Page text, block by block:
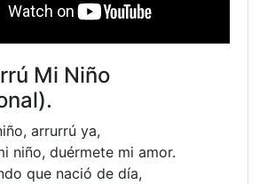
Mi Niño
arrurrú ya,
niño, duérmete mi amor.
que nació de día,